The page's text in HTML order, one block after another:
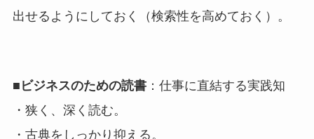
出せるようにしておく（検索性を高めておく）。
■ビジネスのための読書：仕事に直結する実践知
・狭く、深く読む。
・古典をしっかり抑える。